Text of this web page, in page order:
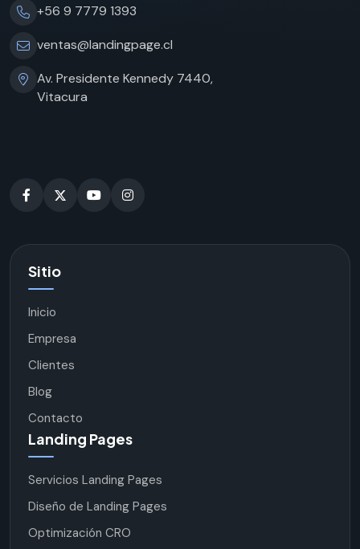
+56 9 7779 1393
ventas@landingpage.cl
Av. Presidente Kennedy 7440,
Vitacura
Sitio
Inicio
Empresa
Clientes
Blog
Contacto
Landing Pages
Servicios Landing Pages
Diseño de Landing Pages
Optimización CRO